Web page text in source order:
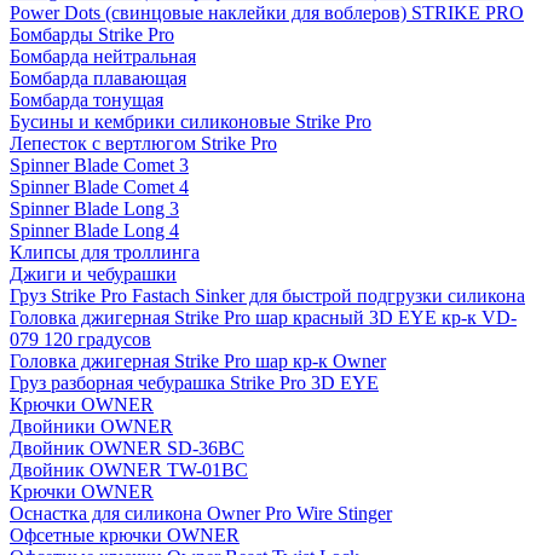
Power Dots (свинцовые наклейки для воблеров) STRIKE PRO
Бомбарды Strike Pro
Бомбарда нейтральная
Бомбарда плавающая
Бомбарда тонущая
Бусины и кембрики силиконовые Strike Pro
Лепесток с вертлюгом Strike Pro
Spinner Blade Comet 3
Spinner Blade Comet 4
Spinner Blade Long 3
Spinner Blade Long 4
Клипсы для троллинга
Джиги и чебурашки
Груз Strike Pro Fastach Sinker для быстрой подгрузки силикона
Головка джигерная Strike Pro шар красный 3D EYE кр-к VD-
079 120 градусов
Головка джигерная Strike Pro шар кр-к Owner
Груз разборная чебурашка Strike Pro 3D EYE
Крючки OWNER
Двойники OWNER
Двойник OWNER SD-36BC
Двойник OWNER TW-01BC
Крючки OWNER
Оснастка для силикона Owner Pro Wire Stinger
Офсетные крючки OWNER